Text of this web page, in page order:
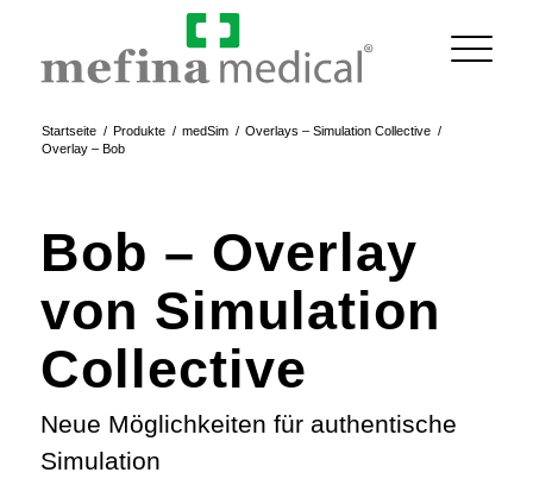
Startseite / Produkte / medSim / Overlays – Simulation Collective /
Overlay – Bob
Bob – Overlay
von Simulation
Collective
Neue Möglichkeiten für authentische
Simulation